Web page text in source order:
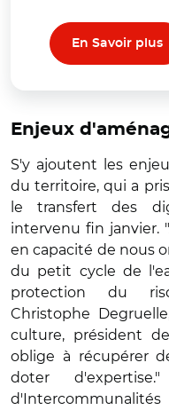
En Savoir plus
Enjeux
S'y ajoutent les
du territoire, qui a
le transfert des
intervenu fin janvier.
en capacité de nous
du petit cycle de
protection du
Christophe
culture, président
oblige à récupérer
doter